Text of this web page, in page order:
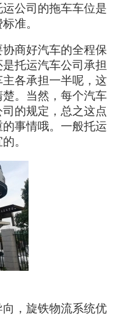
公司的拖车车位是
准。
商好汽车的全程保
托运汽车公司承担
各承担一半呢，这
。当然，每个汽车
的规定，总之这点
事情哦。一般托运
。
，旋铁物流系统优